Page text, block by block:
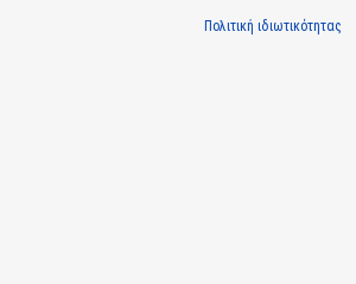
Πολιτική ιδιωτικότητας